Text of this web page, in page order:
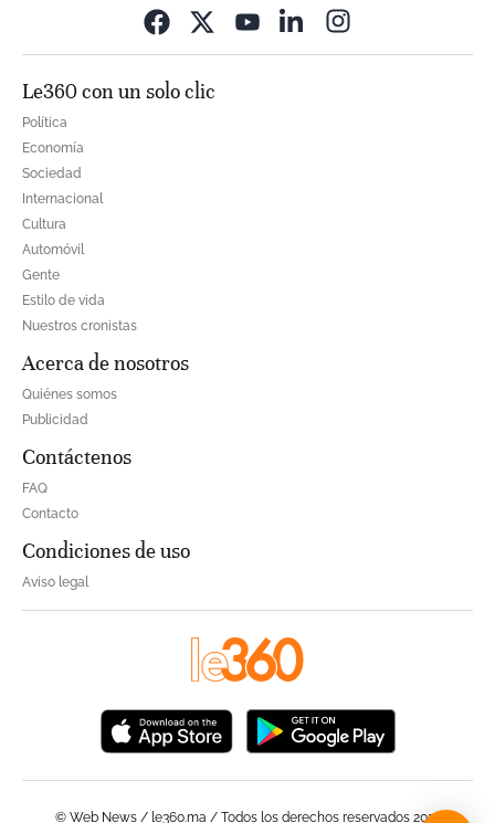
Le360 con un solo clic
Política
Economía
Sociedad
Internacional
Cultura
Automóvil
Gente
Estilo de vida
Nuestros cronistas
Acerca de nosotros
Quiénes somos
Publicidad
Contáctenos
FAQ
Contacto
Condiciones de uso
Aviso legal
© Web News / le360.ma / Todos los derechos reservados 2023